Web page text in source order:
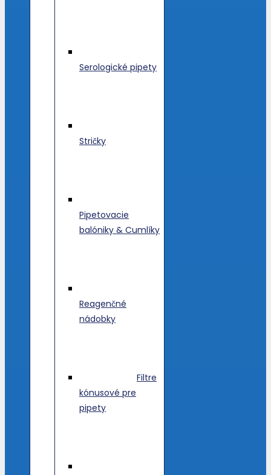
Serologické pipety
Stričky
Pipetovacie
balóniky & Cumlíky
Reagenčné
nádobky
Filtre
kónusové pre
pipety